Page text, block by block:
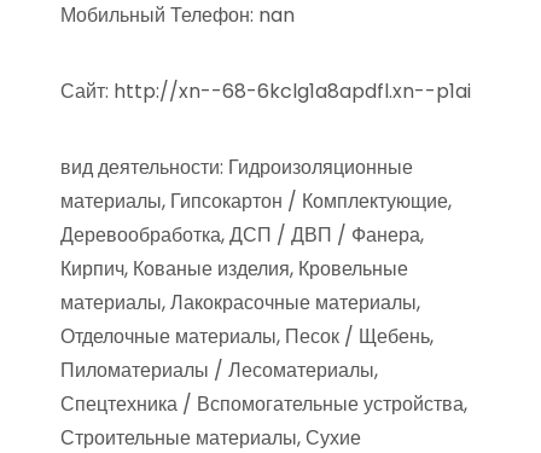
Мобильный Телефон: nan
Сайт: http://xn--68-6kclg1a8apdfl.xn--p1ai
вид деятельности: Гидроизоляционные
материалы, Гипсокартон / Комплектующие,
Деревообработка, ДСП / ДВП / Фанера,
Кирпич, Кованые изделия, Кровельные
материалы, Лакокрасочные материалы,
Отделочные материалы, Песок / Щебень,
Пиломатериалы / Лесоматериалы,
Спецтехника / Вспомогательные устройства,
Строительные материалы, Сухие